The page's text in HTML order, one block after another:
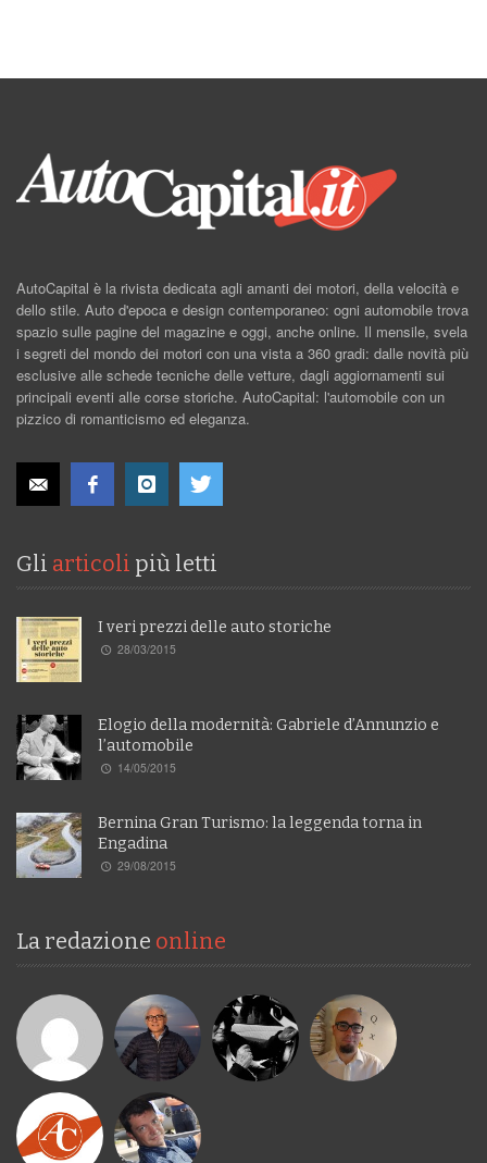
AutoCapital è la rivista dedicata agli amanti dei motori, della velocità e
dello stile. Auto d'epoca e design contemporaneo: ogni automobile trova
spazio sulle pagine del magazine e oggi, anche online. Il mensile, svela
i segreti del mondo dei motori con una vista a 360 gradi: dalle novità più
esclusive alle schede tecniche delle vetture, dagli aggiornamenti sui
principali eventi alle corse storiche. AutoCapital: l'automobile con un
pizzico di romanticismo ed eleganza.
Gli articoli più letti
I veri prezzi delle auto storiche
28/03/2015
Elogio della modernità: Gabriele d’Annunzio e
l’automobile
14/05/2015
Bernina Gran Turismo: la leggenda torna in
Engadina
29/08/2015
La redazione online